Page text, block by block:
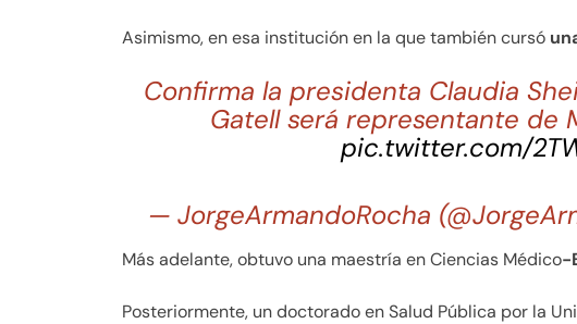
Asimismo, en esa institución en la que también cursó
Confirma la presidenta Claudia
Gatell será representante de
pic.twitter.com/
— JorgeArmandoRocha
Más adelante, obtuvo una maestría en Ciencias Médico-
Posteriormente, un doctorado en Salud Pública por la